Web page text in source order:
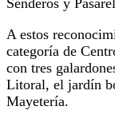
A estos
categoría de
con tres
Litoral, el jardín
Mayetería.